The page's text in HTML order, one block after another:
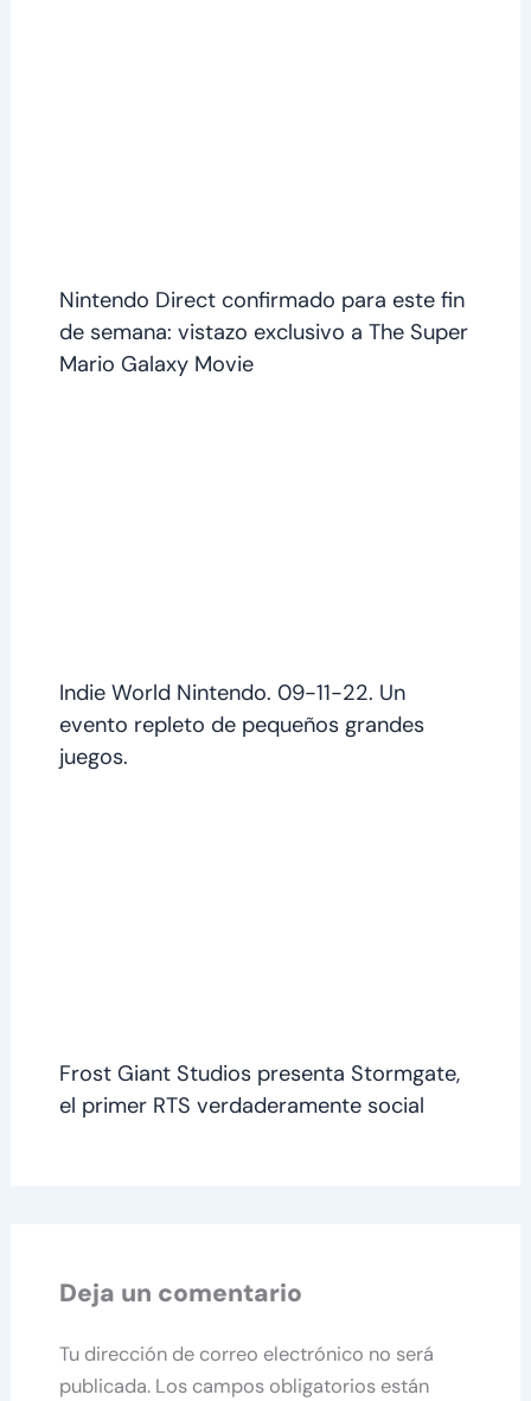
Nintendo Direct confirmado para este fin
de semana: vistazo exclusivo a The Super
Mario Galaxy Movie
Indie World Nintendo. 09-11-22. Un
evento repleto de pequeños grandes
juegos.
Frost Giant Studios presenta Stormgate,
el primer RTS verdaderamente social
Deja un comentario
Tu dirección de correo electrónico no será
publicada. Los campos obligatorios están